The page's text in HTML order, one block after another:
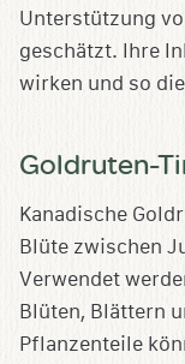
Unterstützung
geschätzt. Ihre
wirken und so
Goldruten-
Kanadische
Blüte zwischen
Verwendet
Blüten, Blättern
Pflanzenteile